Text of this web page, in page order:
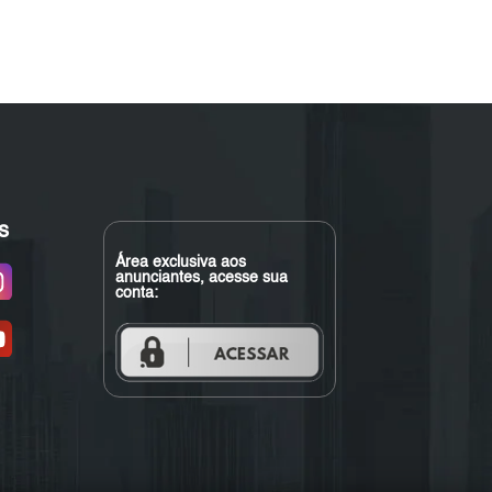
Área exclusiva aos
anunciantes, acesse sua
conta: